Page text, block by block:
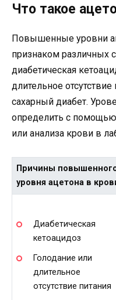
Что такое
Повышенные уровни
признаком различных
диабетическая
длительное
сахарный диабет.
определить с
или анализа крови в
Причины
уровня ацетона в
Диабетическая
кетоацидоз
Голодание или
длительное
отсутствие питания